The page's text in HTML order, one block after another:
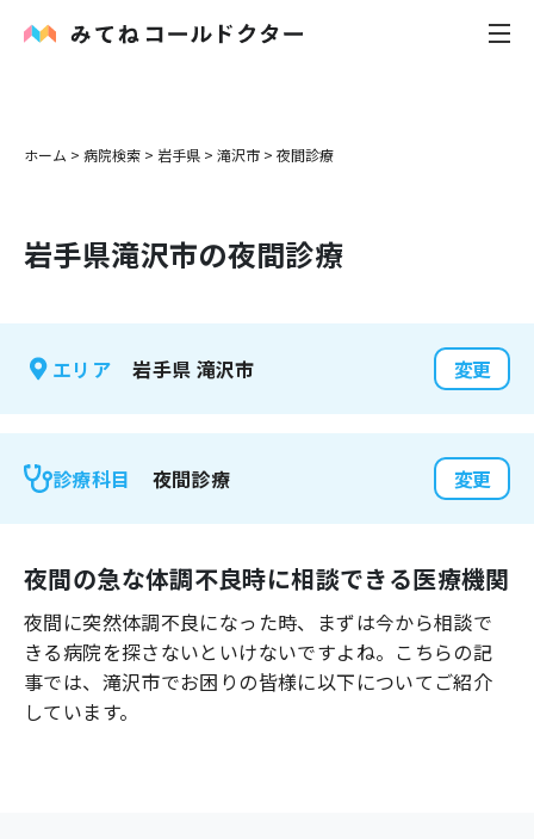
内科
花粉症
感染症
よくあるご質問
ホーム > 病院検索 > 岩手県 > 滝沢市 > 夜間診療
岩手県滝沢市の夜間診療
エリア 岩手県 滝沢市 変更
診療科目 夜間診療 変更
夜間の急な体調不良時に相談できる医療機関
夜間に突然体調不良になった時、まずは今から相談で
きる病院を探さないといけないですよね。こちらの記
事では、 滝沢市でお困りの皆様に以下についてご紹介
しています。